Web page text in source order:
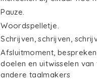
Pauze.
Woordspelletje.
Schrijven, schrijven,
Afsluitmoment,
doelen en uitwisselen
andere taalmakers